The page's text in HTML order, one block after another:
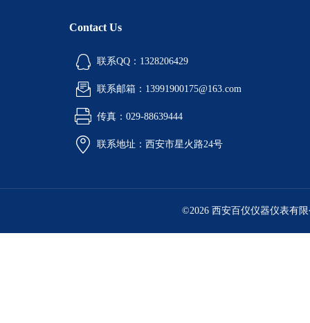
Contact Us
联系QQ：1328206429
联系邮箱：13991900175@163.com
传真：029-88639444
联系地址：西安市星火路24号
©2026 西安百仪仪器仪表有